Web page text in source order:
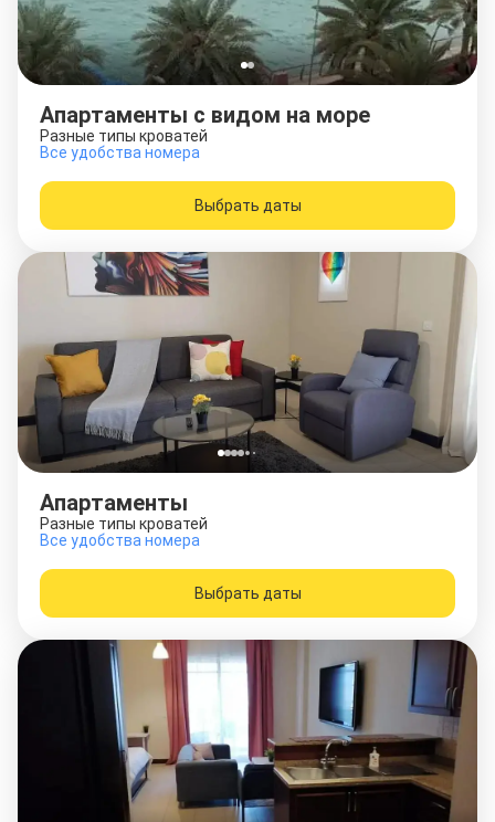
Апартаменты с видом на море
Разные типы кроватей
Все удобства номера
Выбрать даты
Апартаменты
Разные типы кроватей
Все удобства номера
Выбрать даты